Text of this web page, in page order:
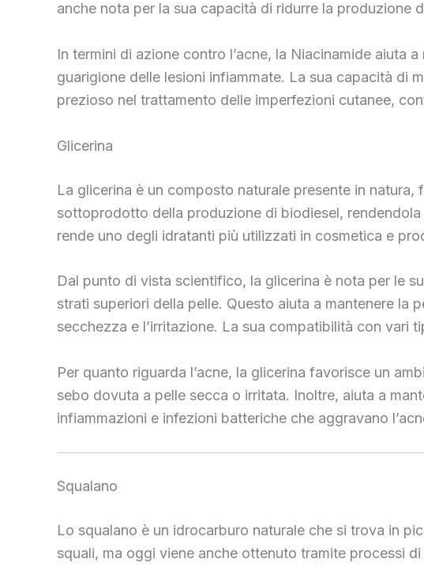
anche nota per la sua capacità di ridurre la produzione
In termini di azione contro l’acne, la Niacinamide aiuta
guarigione delle lesioni infiammate. La sua capacità di
prezioso nel trattamento delle imperfezioni cutanee,
Glicerina
La glicerina è un composto naturale presente in
sottoprodotto della produzione di biodiesel,
rende uno degli idratanti più utilizzati in cosmetica e
Dal punto di vista scientifico, la glicerina è nota per le
strati superiori della pelle. Questo aiuta a mantenere la
secchezza e l’irritazione. La sua compatibilità con vari
Per quanto riguarda l’acne, la glicerina favorisce un
sebo dovuta a pelle secca o irritata. Inoltre, aiuta a
infiammazioni e infezioni batteriche che aggravano
Squalano
Lo squalano è un idrocarburo naturale che si trova in
squali, ma oggi viene anche ottenuto tramite processi